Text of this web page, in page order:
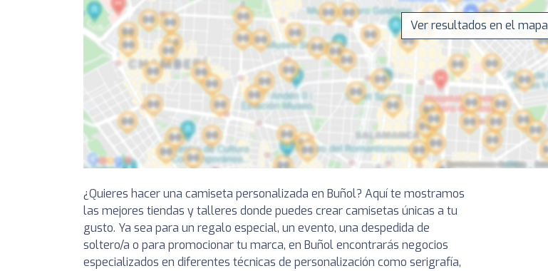
Ver resultados en el mapa
¿Quieres hacer una camiseta personalizada en Buñol? Aquí te mostramos
las mejores tiendas y talleres donde puedes crear camisetas únicas a tu
gusto. Ya sea para un regalo especial, un evento, una despedida de
soltero/a o para promocionar tu marca, en Buñol encontrarás negocios
especializados en diferentes técnicas de personalización como serigrafía,